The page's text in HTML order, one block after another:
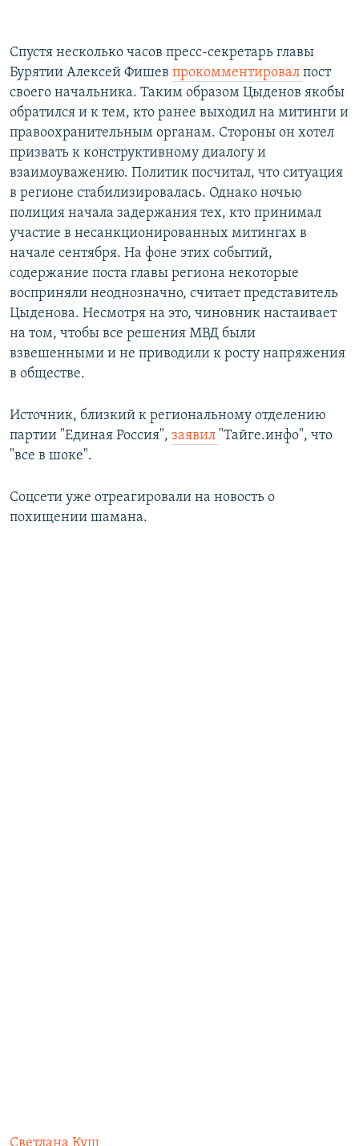
Спустя несколько часов пресс-секретарь главы
Бурятии Алексей Фишев прокомментировал пост
своего начальника. Таким образом Цыденов якобы
обратился и к тем, кто ранее выходил на митинги и
правоохранительным органам. Стороны он хотел
призвать к конструктивному диалогу и
взаимоуважению. Политик посчитал, что ситуация
в регионе стабилизировалась. Однако ночью
полиция начала задержания тех, кто принимал
участие в несанкционированных митингах в
начале сентября. На фоне этих событий,
содержание поста главы региона некоторые
восприняли неоднозначно, считает представитель
Цыденова. Несмотря на это, чиновник настаивает
на том, чтобы все решения МВД были
взвешенными и не приводили к росту напряжения
в обществе.
Источник, близкий к региональному отделению
партии "Единая Россия", заявил "Тайге.инфо", что
"все в шоке".
Соцсети уже отреагировали на новость о
похищении шамана.